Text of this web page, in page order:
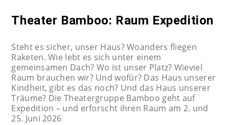
Theater Bamboo: Raum Expedition
Steht es sicher, unser Haus? Woanders fliegen
Raketen. Wie lebt es sich unter einem
gemeinsamen Dach? Wo ist unser Platz? Wieviel
Raum brauchen wir? Und wofür? Das Haus unserer
Kindheit, gibt es das noch? Und das Haus unserer
Träume? Die Theatergruppe Bamboo geht auf
Expedition – und erforscht ihren Raum am 2. und
25. Juni 2026